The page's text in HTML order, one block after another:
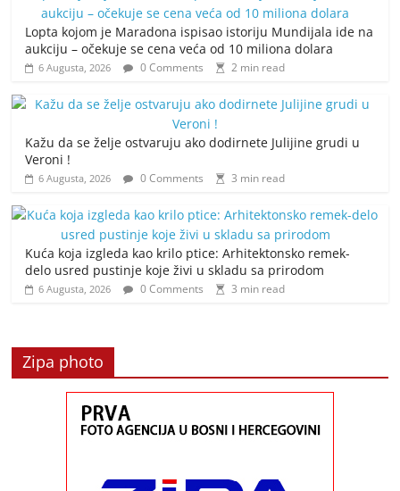
Lopta kojom je Maradona ispisao istoriju Mundijala ide na
aukciju – očekuje se cena veća od 10 miliona dolara
6 Augusta, 2026 0 Comments 2 min read
Kažu da se želje ostvaruju ako dodirnete Julijine grudi u
Veroni !
6 Augusta, 2026 0 Comments 3 min read
Kuća koja izgleda kao krilo ptice: Arhitektonsko remek-
delo usred pustinje koje živi u skladu sa prirodom
6 Augusta, 2026 0 Comments 3 min read
Zipa photo